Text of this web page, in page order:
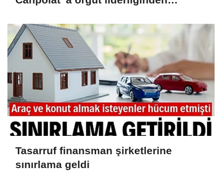
malvarlığına el konuldu
Tasarruf finansman şirketlerine
sınırlama geldi